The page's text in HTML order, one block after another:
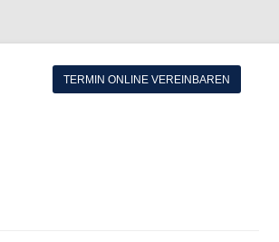
TERMIN ONLINE VEREINBAREN